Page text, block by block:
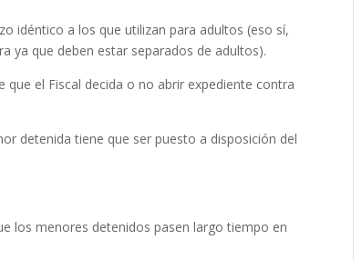
idéntico a los que utilizan para adultos (eso sí,
ya que deben estar separados de adultos).
el Fiscal decida o no abrir expediente contra
detenida tiene que ser puesto a disposición del
los menores detenidos pasen largo tiempo en